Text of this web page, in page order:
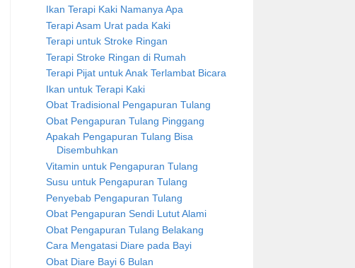
Ikan Terapi Kaki Namanya Apa
Terapi Asam Urat pada Kaki
Terapi untuk Stroke Ringan
Terapi Stroke Ringan di Rumah
Terapi Pijat untuk Anak Terlambat Bicara
Ikan untuk Terapi Kaki
Obat Tradisional Pengapuran Tulang
Obat Pengapuran Tulang Pinggang
Apakah Pengapuran Tulang Bisa
Disembuhkan
Vitamin untuk Pengapuran Tulang
Susu untuk Pengapuran Tulang
Penyebab Pengapuran Tulang
Obat Pengapuran Sendi Lutut Alami
Obat Pengapuran Tulang Belakang
Cara Mengatasi Diare pada Bayi
Obat Diare Bayi 6 Bulan